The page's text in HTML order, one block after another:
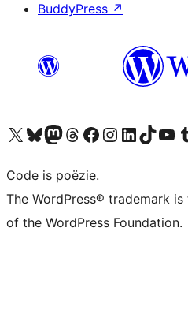
BuddyPress ↗
Bezoek ons X (voorheen Twitter) account
Bezoek ons Bluesky account
Bezoek ons Mastodon account
Bezoek ons Threads account
Onze Facebook pagina bezoeken
Bezoek ons Instagram account
Bezoek ons LinkedIn
Bezoek ons TikTok
Bezoek ons
Code is poëzie.
The WordPress® trademark
of the WordPress Foundation.